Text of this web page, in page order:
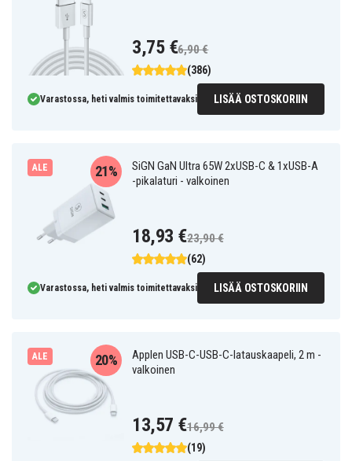
(386)
3,75 €6,90 €
Varastossa, heti valmis toimitettavaksi LISÄÄ OSTOSKORIIN
ALE
SiGN GaN Ultra 65W 2xUSB-C & 1xUSB-A
-pikalaturi - valkoinen
(62)
21%
18,93 €23,90 €
Varastossa, heti valmis toimitettavaksi LISÄÄ OSTOSKORIIN
ALE
Applen USB-C-USB-C-latauskaapeli, 2 m -
valkoinen
(19)
20%
13,57 €16,99 €